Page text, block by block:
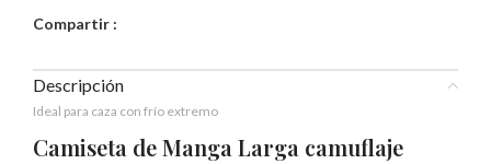
Compartir :
Descripción
Ideal para caza con frío extremo
Camiseta de Manga Larga camuflaje